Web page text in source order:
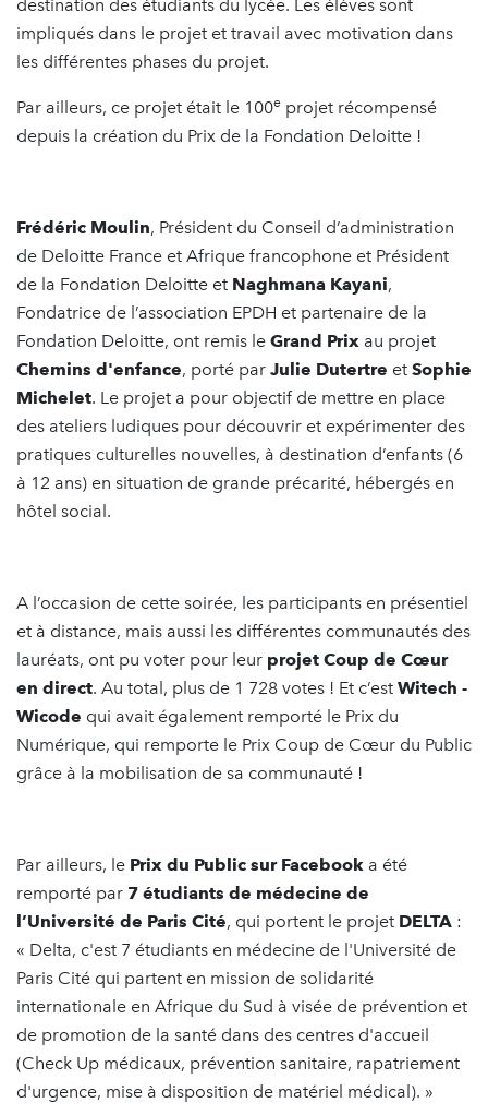
destination des étudiants du lycée. Les élèves sont
impliqués dans le projet et travail avec motivation dans
les différentes phases du projet.
Par ailleurs, ce projet était le 100e projet récompensé
depuis la création du Prix de la Fondation Deloitte !
Frédéric Moulin, Président du Conseil d’administration
de Deloitte France et Afrique francophone et Président
de la Fondation Deloitte et Naghmana Kayani,
Fondatrice de l’association EPDH et partenaire de la
Fondation Deloitte, ont remis le Grand Prix au projet
Chemins d'enfance, porté par Julie Dutertre et Sophie
Michelet. Le projet a pour objectif de mettre en place
des ateliers ludiques pour découvrir et expérimenter des
pratiques culturelles nouvelles, à destination d’enfants (6
à 12 ans) en situation de grande précarité, hébergés en
hôtel social.
A l’occasion de cette soirée, les participants en présentiel
et à distance, mais aussi les différentes communautés des
lauréats, ont pu voter pour leur projet Coup de Cœur
en direct. Au total, plus de 1 728 votes ! Et c’est Witech -
Wicode qui avait également remporté le Prix du
Numérique, qui remporte le Prix Coup de Cœur du Public
grâce à la mobilisation de sa communauté !
Par ailleurs, le Prix du Public sur Facebook a été
remporté par 7 étudiants de médecine de
l’Université de Paris Cité, qui portent le projet DELTA :
« Delta, c'est 7 étudiants en médecine de l'Université de
Paris Cité qui partent en mission de solidarité
internationale en Afrique du Sud à visée de prévention et
de promotion de la santé dans des centres d'accueil
(Check Up médicaux, prévention sanitaire, rapatriement
d'urgence, mise à disposition de matériel médical). »